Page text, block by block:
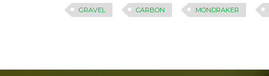
GRAVEL CARBON MONDRAKER